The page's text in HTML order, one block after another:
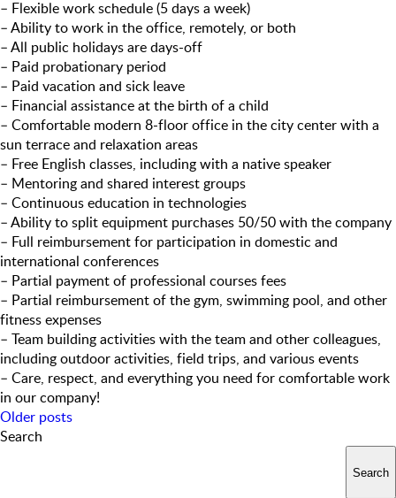
– Flexible work schedule (5 days a week)
– Ability to work in the office, remotely, or both
– All public holidays are days-off
– Paid probationary period
– Paid vacation and sick leave
– Financial assistance at the birth of a child
– Comfortable modern 8-floor office in the city center with a
sun terrace and relaxation areas
– Free English classes, including with a native speaker
– Mentoring and shared interest groups
– Continuous education in technologies
– Ability to split equipment purchases 50/50 with the company
– Full reimbursement for participation in domestic and
international conferences
– Partial payment of professional courses fees
– Partial reimbursement of the gym, swimming pool, and other
fitness expenses
– Team building activities with the team and other colleagues,
including outdoor activities, field trips, and various events
– Care, respect, and everything you need for comfortable work
in our company!
Posts
navigation
Older posts
Search
Search